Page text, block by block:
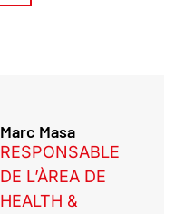
Marc Masa
RESPONSABLE
DE L’ÀREA DE
HEALTH &